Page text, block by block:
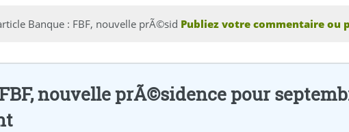
Banque : FBF, nouvelle prÃ©sid Publiez votre commentaire ou
nouvelle prÃ©sidence pour